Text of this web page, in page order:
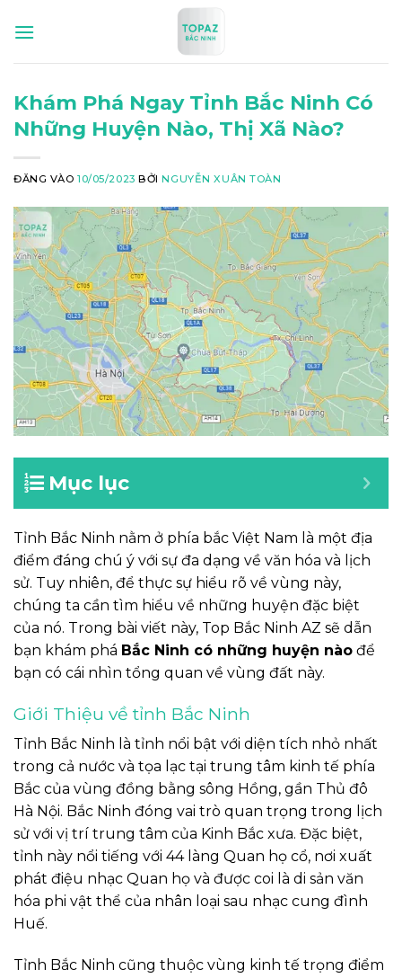
qua
Khám Phá Ngay Tỉnh Bắc Ninh Có
Những Huyện Nào, Thị Xã Nào?
ĐĂNG VÀO10/05/2023 BỞINGUYỄN XUÂN TOÀN
Mục lục
Tỉnh Bắc Ninh nằm ở phía bắc Việt Nam là một địa
điểm đáng chú ý với sự đa dạng về văn hóa và lịch
sử. Tuy nhiên, để thực sự hiểu rõ về vùng này,
chúng ta cần tìm hiểu về những huyện đặc biệt
của nó. Trong bài viết này, Top Bắc Ninh AZ sẽ dẫn
bạn khám phá Bắc Ninh có những huyện nào để
bạn có cái nhìn tổng quan về vùng đất này.
Giới Thiệu về tỉnh Bắc Ninh
Tỉnh Bắc Ninh là tỉnh nổi bật với diện tích nhỏ nhất
trong cả nước và tọa lạc tại trung tâm kinh tế phía
Bắc của vùng đồng bằng sông Hồng, gần Thủ đô
Hà Nội. Bắc Ninh đóng vai trò quan trọng trong lịch
sử với vị trí trung tâm của Kinh Bắc xưa. Đặc biệt,
tỉnh này nổi tiếng với 44 làng Quan họ cổ, nơi xuất
phát điệu nhạc Quan họ và được coi là di sản văn
hóa phi vật thể của nhân loại sau nhạc cung đình
Huế.
Tỉnh Bắc Ninh cũng thuộc vùng kinh tế trọng điểm